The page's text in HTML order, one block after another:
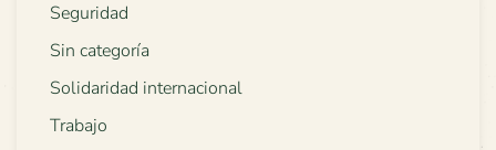
Seguridad
Sin categoría
Solidaridad internacional
Trabajo